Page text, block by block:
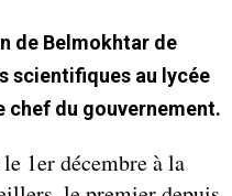
de Belmokhtar de
scientifiques au lycée
chef du gouvernement.
1er décembre à la